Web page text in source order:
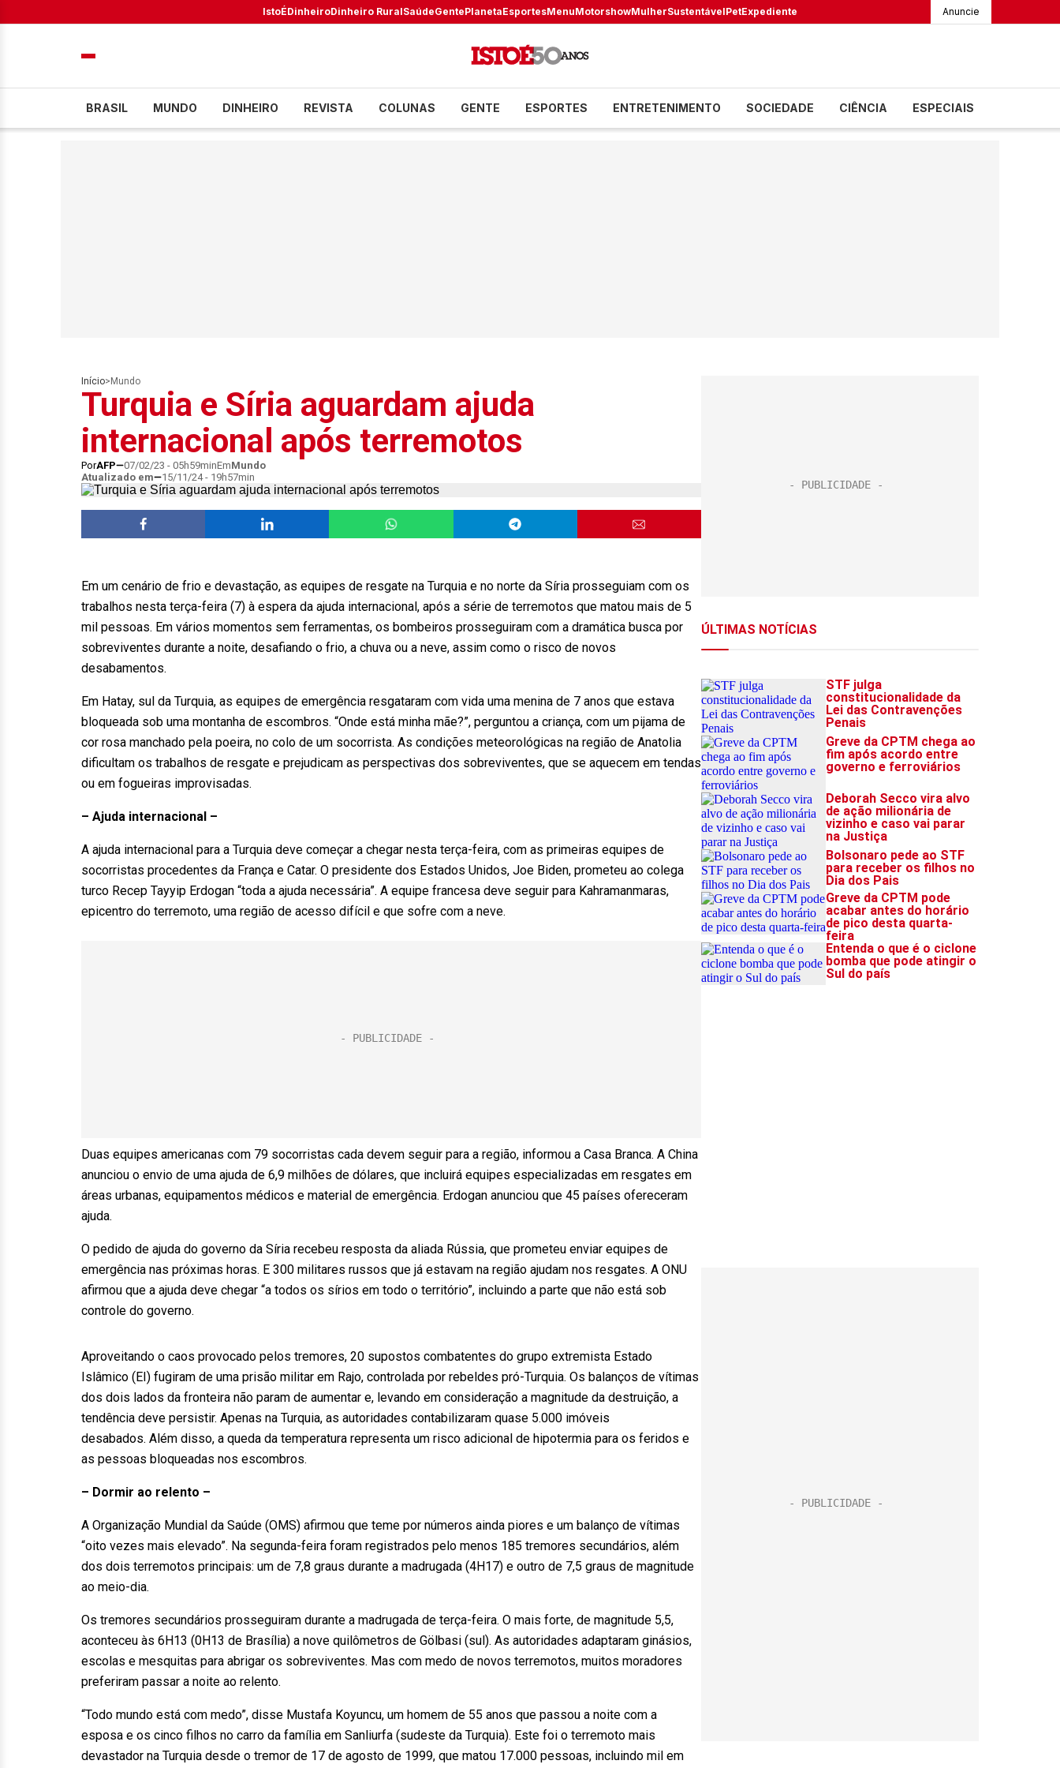
IstoÉDinheiroDinheiro RuralSaúdeGentePlanetaEsportesMenuMotorshowMulherSustentávelPetExpediente Anuncie
BRASIL MUNDO DINHEIRO REVISTA COLUNAS GENTE ESPORTES ENTRETENIMENTO SOCIEDADE CIÊNCIA ESPECIAIS
Início> Mundo
Turquia e Síria aguardam ajuda
internacional após terremotos
PorAFP 07/02/23 - 05h59minEmMundo
Atualizado em
15/11/24 - 19h57min
Em um cenário de frio e devastação, as equipes de resgate na Turquia e no norte da Síria prosseguiam com os
trabalhos nesta terça-feira (7) à espera da ajuda internacional, após a série de terremotos que matou mais de 5
mil pessoas. Em vários momentos sem ferramentas, os bombeiros prosseguiram com a dramática busca por
sobreviventes durante a noite, desafiando o frio, a chuva ou a neve, assim como o risco de novos
desabamentos.
Em Hatay, sul da Turquia, as equipes de emergência resgataram com vida uma menina de 7 anos que estava
bloqueada sob uma montanha de escombros. “Onde está minha mãe?”, perguntou a criança, com um pijama de
cor rosa manchado pela poeira, no colo de um socorrista. As condições meteorológicas na região de Anatolia
dificultam os trabalhos de resgate e prejudicam as perspectivas dos sobreviventes, que se aquecem em tendas
ou em fogueiras improvisadas.
– Ajuda internacional –
A ajuda internacional para a Turquia deve começar a chegar nesta terça-feira, com as primeiras equipes de
socorristas procedentes da França e Catar. O presidente dos Estados Unidos, Joe Biden, prometeu ao colega
turco Recep Tayyip Erdogan “toda a ajuda necessária”. A equipe francesa deve seguir para Kahramanmaras,
epicentro do terremoto, uma região de acesso difícil e que sofre com a neve.
Duas equipes americanas com 79 socorristas cada devem seguir para a região, informou a Casa Branca. A China
anunciou o envio de uma ajuda de 6,9 milhões de dólares, que incluirá equipes especializadas em resgates em
áreas urbanas, equipamentos médicos e material de emergência. Erdogan anunciou que 45 países ofereceram
ajuda.
O pedido de ajuda do governo da Síria recebeu resposta da aliada Rússia, que prometeu enviar equipes de
emergência nas próximas horas. E 300 militares russos que já estavam na região ajudam nos resgates. A ONU
afirmou que a ajuda deve chegar “a todos os sírios em todo o território”, incluindo a parte que não está sob
controle do governo.
Aproveitando o caos provocado pelos tremores, 20 supostos combatentes do grupo extremista Estado
Islâmico (EI) fugiram de uma prisão militar em Rajo, controlada por rebeldes pró-Turquia. Os balanços de vítimas
dos dois lados da fronteira não param de aumentar e, levando em consideração a magnitude da destruição, a
tendência deve persistir. Apenas na Turquia, as autoridades contabilizaram quase 5.000 imóveis
desabados. Além disso, a queda da temperatura representa um risco adicional de hipotermia para os feridos e
as pessoas bloqueadas nos escombros.
– Dormir ao relento –
A Organização Mundial da Saúde (OMS) afirmou que teme por números ainda piores e um balanço de vítimas
“oito vezes mais elevado”. Na segunda-feira foram registrados pelo menos 185 tremores secundários, além
dos dois terremotos principais: um de 7,8 graus durante a madrugada (4H17) e outro de 7,5 graus de magnitude
ao meio-dia.
Os tremores secundários prosseguiram durante a madrugada de terça-feira. O mais forte, de magnitude 5,5,
aconteceu às 6H13 (0H13 de Brasília) a nove quilômetros de Gölbasi (sul). As autoridades adaptaram ginásios,
escolas e mesquitas para abrigar os sobreviventes. Mas com medo de novos terremotos, muitos moradores
preferiram passar a noite ao relento.
“Todo mundo está com medo”, disse Mustafa Koyuncu, um homem de 55 anos que passou a noite com a
esposa e os cinco filhos no carro da família em Sanliurfa (sudeste da Turquia). Este foi o terremoto mais
devastador na Turquia desde o tremor de 17 de agosto de 1999, que matou 17.000 pessoas, incluindo mil em